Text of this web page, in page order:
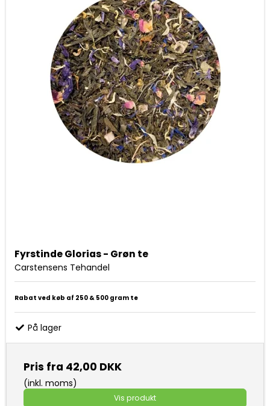
Fyrstinde Glorias - Grøn te
Carstensens Tehandel
Rabat ved køb af 250 & 500 gram te
På lager
Pris fra 42,00 DKK
(inkl. moms)
Vis produkt